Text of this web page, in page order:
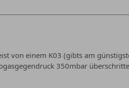
von einem K03 (gibts am
350mbar